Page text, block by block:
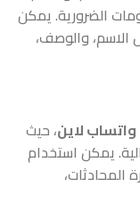
الضرورية. يمكن
والوصف،
واتساب لاين، حيث
يمكن استخدام
المحادثات،